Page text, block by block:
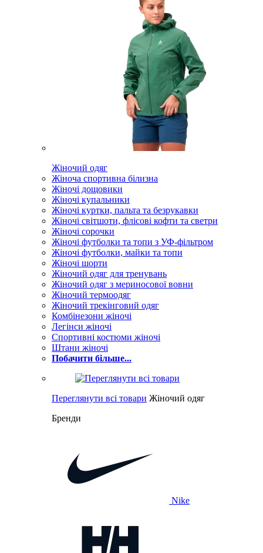
Жіночий одяг
Жіноча спортивна білизна
Жіночі дощовики
Жіночі купальники
Жіночі куртки, пальта та безрукавки
Жіночі світшоти, флісові кофти та светри
Жіночі сорочки
Жіночі футболки та топи з УФ-фільтром
Жіночі футболки, майки та топи
Жіночі шорти
Жіночий одяг для тренувань
Жіночий одяг з мериносової вовни
Жіночий термоодяг
Жіночий трекінговий одяг
Комбінезони жіночі
Легінси жіночі
Спортивні костюми жіночі
Штани жіночі
Побачити більше...
Переглянути всі товари Жіночий одяг
Бренди
Nike